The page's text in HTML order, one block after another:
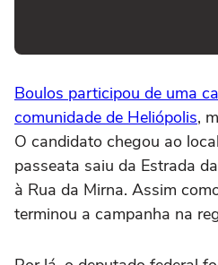
Boulos participou de uma
comunidade de Heliópolis,
O candidato chegou ao
passeata saiu da Estrada
à Rua da Mirna. Assim
terminou a campanha na